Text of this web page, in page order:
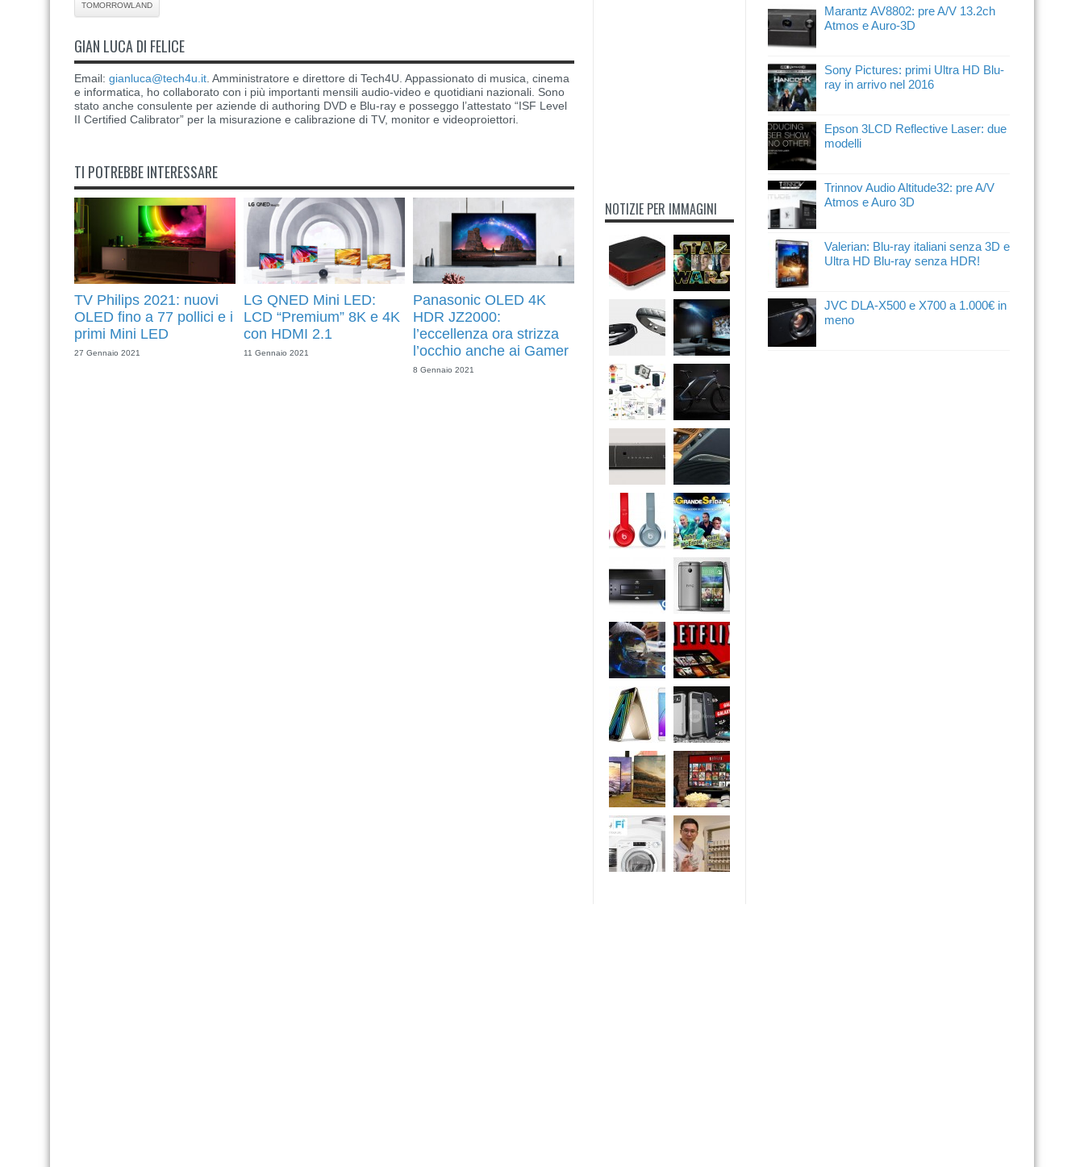
TOMORROWLAND
GIAN LUCA DI FELICE
Email: gianluca@tech4u.it . Amministratore e direttore di Tech4U. Appassionato di musica, cinema
e informatica, ho collaborato con i più importanti mensili audio-video e quotidiani nazionali. Sono
stato anche consulente per aziende di authoring DVD e Blu-ray e posseggo l’attestato “ISF Level
II Certified Calibrator” per la misurazione e calibrazione di TV, monitor e videoproiettori.
TI POTREBBE INTERESSARE
TV Philips 2021: nuovi
OLED fino a 77 pollici e i
primi Mini LED
27 Gennaio 2021
LG QNED Mini LED:
LCD “Premium” 8K e 4K
con HDMI 2.1
11 Gennaio 2021
Panasonic OLED 4K
HDR JZ2000:
l’eccellenza ora strizza
l’occhio anche ai Gamer
8 Gennaio 2021
NOTIZIE PER IMMAGINI
Marantz AV8802: pre A/V 13.2ch
Atmos e Auro-3D
Sony Pictures: primi Ultra HD Blu-
ray in arrivo nel 2016
Epson 3LCD Reflective Laser: due
modelli
Trinnov Audio Altitude32: pre A/V
Atmos e Auro 3D
Valerian: Blu-ray italiani senza 3D e
Ultra HD Blu-ray senza HDR!
JVC DLA-X500 e X700 a 1.000€ in
meno